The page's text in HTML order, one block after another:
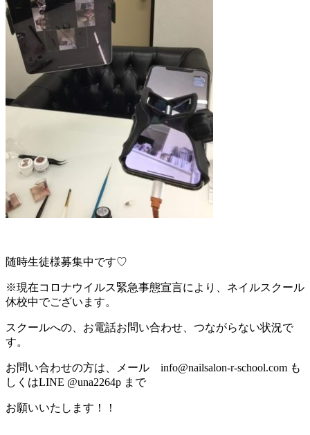
随時生徒様募集中です♡
※現在コロナウイルス緊急事態宣言により、ネイルスクール
休校中でございます。
スクールへの、お電話お問い合わせ、つながらない状況で
す。
お問い合わせの方は、メール info@nailsalon-r-school.com も
しくはLINE @una2264p まで
お願いいたします！！